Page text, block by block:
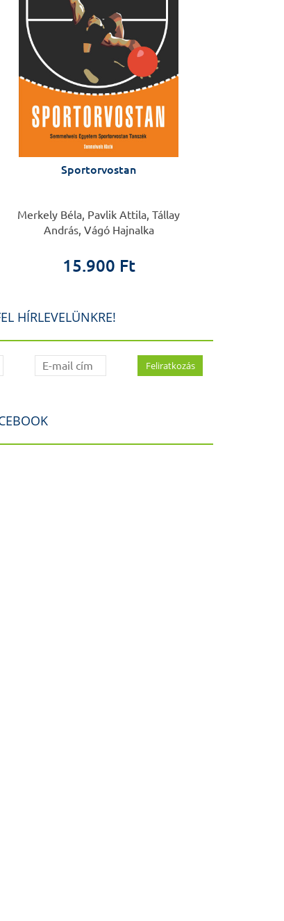
Sportorvostan
Merkely Béla, Pavlik Attila, Tállay
András, Vágó Hajnalka
15.900 Ft
HÍRLEVELÜNKRE!